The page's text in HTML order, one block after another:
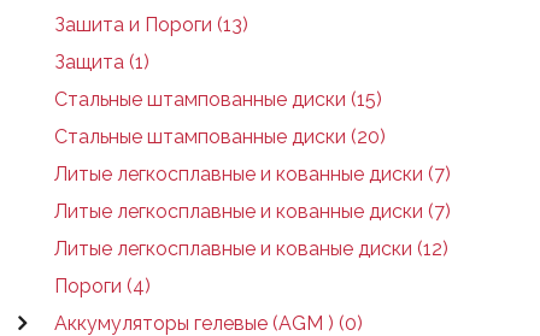
Зашита и Пороги (13)
Защита (1)
Стальные штампованные диски (15)
Стальные штампованные диски (20)
Литые легкосплавные и кованные диски (7)
Литые легкосплавные и кованные диски (7)
Литые легкосплавные и кованые диски (12)
Пороги (4)
Аккумуляторы гелевые (AGM ) (0)